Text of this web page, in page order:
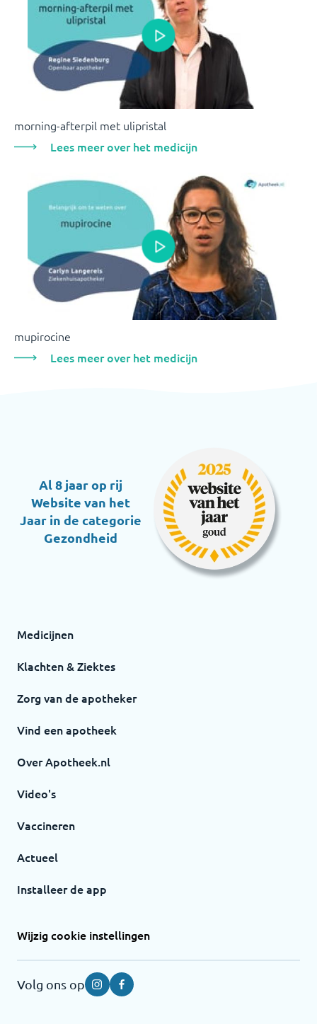
morning-afterpil met ulipristal
Lees meer over het medicijn
mupirocine
Lees meer over het medicijn
Al 8 jaar op rij
Website van het
Jaar in de categorie
Gezondheid
Medicijnen
Klachten & Ziektes
Zorg van de apotheker
Vind een apotheek
Over Apotheek.nl
Video's
Vaccineren
Actueel
Installeer de app
Wijzig cookie instellingen
Volg ons op InstagramFacebook